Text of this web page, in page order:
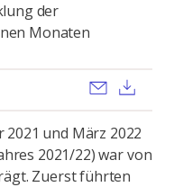
der
Monaten
Send
und März 2022
2021/22) war von
Zuerst führten